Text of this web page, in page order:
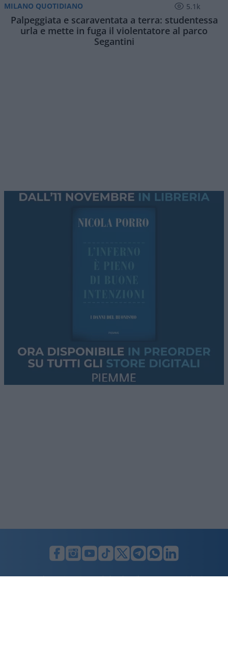
MILANO QUOTIDIANO 5.1k
Palpeggiata e scaraventata a terra: studentessa
urla e mette in fuga il violentatore al parco
Segantini
LUNIFIN S.r.l. a socio unico. Sede legale Milano, Largo F. Richini, 2/A,